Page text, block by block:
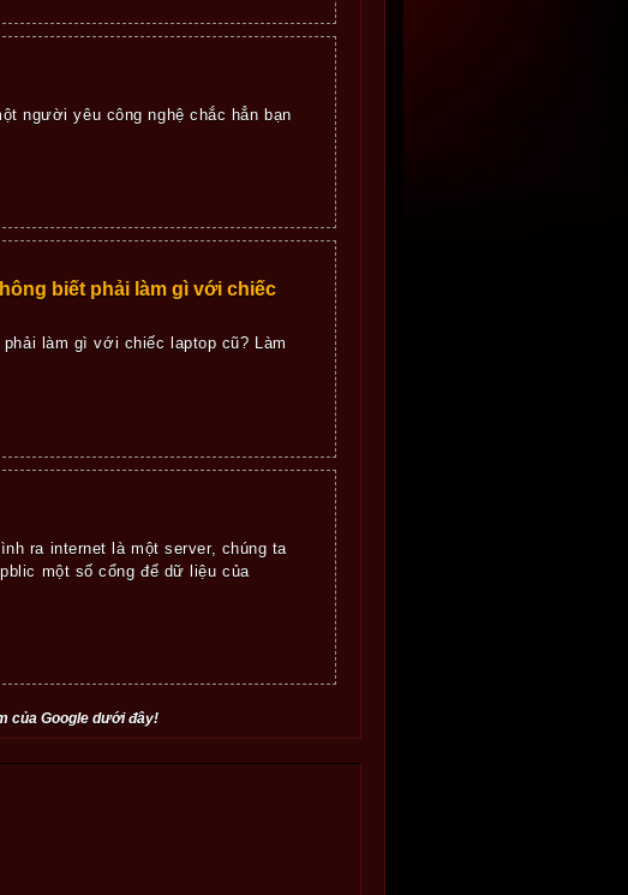
người yêu công nghệ chắc hẳn bạn
biết phải làm gì với chiếc
làm gì với chiếc laptop cũ? Làm
ra internet là một server, chúng ta
một số cổng để dữ liệu của
của Google dưới đây!